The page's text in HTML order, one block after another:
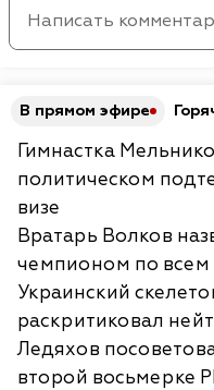
В прямом эфире
Гимнастка
политическом
визе
Вратарь Волков
чемпионом по всем
Украинский
раскритиковал
Ледяхов
второй восьмерке